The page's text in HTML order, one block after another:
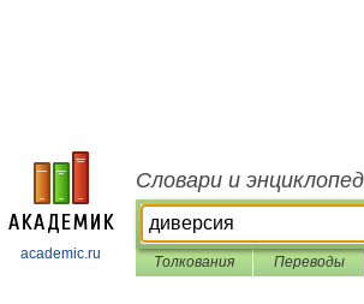
academic.ru
Словари и
Толкования Переводы